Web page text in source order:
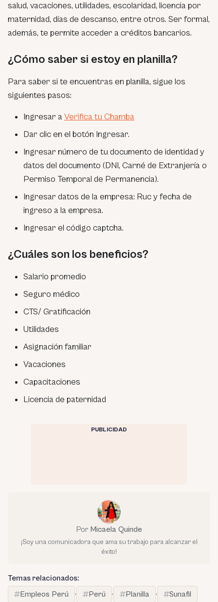
salud, vacaciones, utilidades, escolaridad, licencia por
maternidad, días de descanso, entre otros. Ser formal,
además, te permite acceder a créditos bancarios.
¿Cómo saber si estoy en planilla?
Para saber si te encuentras en planilla, sigue los
siguientes pasos:
Ingresar a Verifica tu Chamba
Dar clic en el botón Ingresar.
Ingresar número de tu documento de identidad y
datos del documento (DNI, Carné de Extranjería o
Permiso Temporal de Permanencia).
Ingresar datos de la empresa: Ruc y fecha de
ingreso a la empresa.
Ingresar el código captcha.
¿Cuáles son los beneficios?
Salario promedio
Seguro médico
CTS/ Gratificación
Utilidades
Asignación familiar
Vacaciones
Capacitaciones
Licencia de paternidad
PUBLICIDAD
Por Micaela Quinde
¡Soy una comunicadora que ama su trabajo para alcanzar el
éxito!
Temas relacionados:
Empleos Perú
· Perú · Planilla · Sunafil